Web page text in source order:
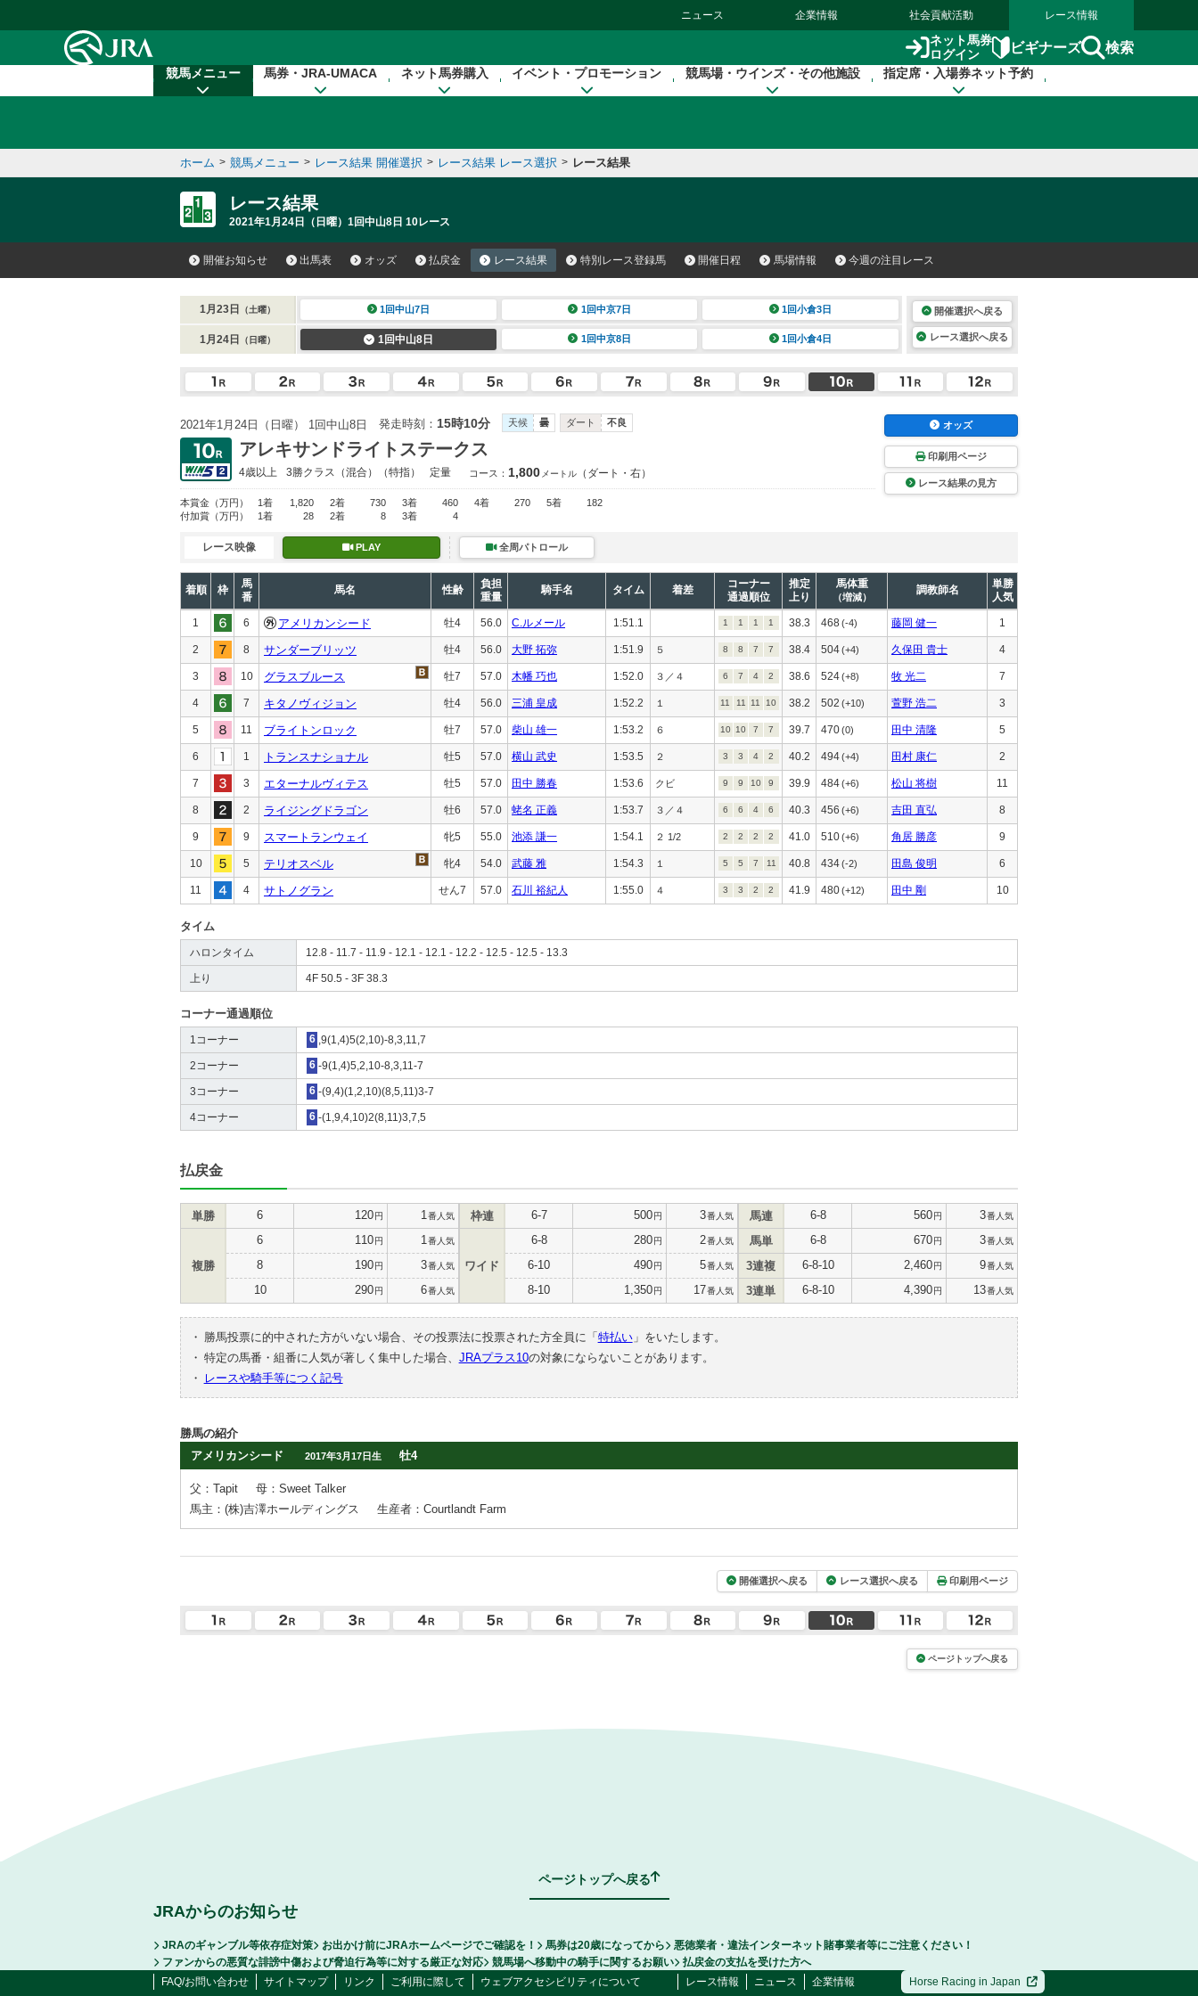
ニュース 企業情報 社会貢献活動 レース情報
ネット馬券
ログイン
ビギナーズ 検索
競馬メニュー 馬券・JRA-UMACA ネット馬券購入 イベント・プロモーション 競馬場・ウインズ・その他施設 指定席・入場券ネット予約
ホーム > 競馬メニュー > レース結果 開催選択 > レース結果 レース選択 > レース結果
レース結果
2021年1月24日（日曜）1回中山8日 10レース
開催お知らせ 出馬表 オッズ 払戻金 レース結果 特別レース登録馬 開催日程 馬場情報 今週の注目レース
1月23日 （土曜） 1回中山7日 1回中京7日 1回小倉3日
1月24日 （日曜） 1回中山8日 1回中京8日 1回小倉4日
開催選択へ戻る
レース選択へ戻る
2021年1月24日（日曜） 1回中山8日 発走時刻： 15時10分 天候 曇 ダート 不良
アレキサンドライトステークス
4歳以上 3勝クラス （混合）（特指） 定量 コース： 1,800 メートル （ダート・右）
本賞金 （万円） 1着 1,820 2着 730 3着 460 4着 270 5着
182
付加賞 （万円） 1着 28 2着 8 3着 4
オッズ
印刷用ページ
レース結果の見方
レース映像 PLAY 全周パトロール
着順 枠
馬
番
馬名 性齢
負担
重量
騎手名 タイム 着差
コーナー
通過順位
推定
上り
馬体重
（増減）
調教師名
単勝
人気
1 6 アメリカンシード 牡4 56.0 C.ルメール 1:51.1 1 1 1 1 38.3 468(-4) 藤岡 健一 1
2 8 サンダーブリッツ 牡4 56.0 大野 拓弥 1:51.9 ５ 8 8 7 7 38.4 504(+4) 久保田 貴士 4
3 10 グラスブルース 牡7 57.0 木幡 巧也 1:52.0 ３／４ 6 7 4 2 38.6 524(+8) 牧 光二 7
4 7 キタノヴィジョン 牡4 56.0 三浦 皇成 1:52.2 １ 11 11 11 10 38.2 502 (+10) 萱野 浩二 3
5 11 ブライトンロック 牡7 57.0 柴山 雄一 1:53.2 ６ 10 10 7 7 39.7 470(0) 田中 清隆 5
6 1 トランスナショナル 牡5 57.0 横山 武史 1:53.5 ２ 3 3 4 2 40.2 494(+4) 田村 康仁 2
7 3 エターナルヴィテス 牡5 57.0 田中 勝春 1:53.6 クビ 9 9 10 9 39.9 484(+6) 松山 将樹 11
8 2 ライジングドラゴン 牡6 57.0 蛯名 正義 1:53.7 ３／４ 6 6 4 6 40.3 456 (+6) 吉田 直弘 8
9 9 スマートランウェイ 牝5 55.0 池添 謙一 1:54.1 ２ 1/2 2 2 2 2 41.0 510(+6) 角居 勝彦 9
10 5 テリオスベル 牝4 54.0 武藤 雅 1:54.3 １ 5 5 7 11 40.8 434(-2) 田島 俊明 6
11 4 サトノグラン せん7 57.0 石川 裕紀人 1:55.0 ４ 3 3 2 2 41.9 480(+12) 田中 剛 10
タイム
ハロンタイム 12.8 - 11.7 - 11.9 - 12.1 - 12.1 - 12.2 - 12.5 - 12.5 - 13.3
上り 4F 50.5 - 3F 38.3
コーナー通過順位
1コーナー 6 ,9(1,4)5(2,10)-8,3,11,7
2コーナー 6 -9(1,4)5,2,10-8,3,11-7
3コーナー 6 -(9,4)(1,2,10)(8,5,11)3-7
4コーナー 6 -(1,9,4,10)2(8,11)3,7,5
払戻金
単勝 6 120円 1 番人気
複勝
6 110円 1 番人気
8 190円 3番人気
10 290円 6番人気
枠連 6-7 500円 3番人気
ワイド
6-8 280円 2番人気
6-10 490円 5番人気
8-10 1,350円 17番人気
馬連 6-8 560円 3番人気
馬単 6-8 670円 3番人気
3連複 6-8-10 2,460円 9番人気
3連単 6-8-10 4,390円 13番人気
・ 勝馬投票に的中された方がいない場合、その投票法に投票された方全員に「 特払い」をいたします。
・ 特定の馬番・組番に人気が著しく集中した場合、 JRAプラス10の対象にならないことがあります。
・
レースや騎手等につく記号
勝馬の紹介
アメリカンシード
2017年3月17日生 牡4
父：Tapit
母：Sweet Talker
馬主：(株)吉澤ホールディングス
生産者：Courtlandt Farm
開催選択へ戻る レース選択へ戻る 印刷用ページ
ページトップへ戻る
ページトップへ戻る
JRAからのお知らせ
JRAのギャンブル等依存症対策 お出かけ前にJRAホームページでご確認を！ 馬券は20歳になってから
悪徳業者・違法インターネット賭事業者等にご注意ください！
ファンからの悪質な誹謗中傷および脅迫行為等に対する厳正な対応
競馬場へ移動中の騎手に関するお願い
払戻金の支払を受けた方へ
FAQ/お問い合わせ
サイトマップ リンク ご利用に際して ウェブアクセシビリティについて レース情報 ニュース 企業情報 Horse Racing in Japan